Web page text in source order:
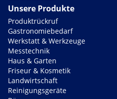
Unsere Produkte
Produktrückruf
Gastronomiebedarf
Werkstatt & Werkzeuge
Messtechnik
Haus & Garten
Friseur & Kosmetik
Landwirtschaft
Reinigungsgeräte